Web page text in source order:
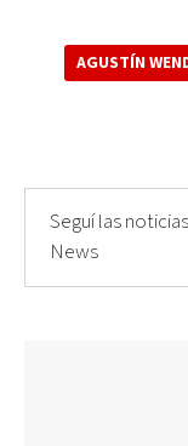
AGUSTÍN
Seguí las
News